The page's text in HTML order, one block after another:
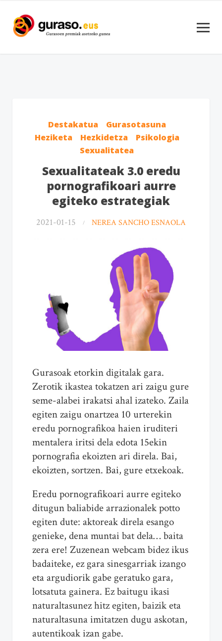
Destakatua
Gurasotasuna
Heziketa
Hezkidetza
Psikologia
Sexualitatea
Sexualitateak 3.0 eredu
pornografikoari aurre
egiteko estrategiak
2021-01-15 NEREA SANCHO ESNAOLA
Gurasoak etorkin digitalak gara.
Zerotik ikastea tokatzen ari zaigu gure
seme-alabei irakatsi ahal izateko. Zaila
egiten zaigu onartzea 10 urterekin
eredu pornografikoa haien iruditeri
mentalera iritsi dela edota 15ekin
pornografia ekoizten ari direla. Bai,
ekoizten, sortzen. Bai, gure etxekoak.
Eredu pornografikoari aurre egiteko
ditugun baliabide arrazionalek potto
egiten dute: aktoreak direla esango
genieke, dena muntai bat dela… baita
zera ere! Zuzenean webcam bidez ikus
badaiteke, ez gara sinesgarriak izango
eta argudiorik gabe geratuko gara,
lotsatuta gainera. Ez baitugu ikasi
naturaltasunez hitz egiten, baizik eta
naturaltasuna imitatzen dugu askotan,
autentikoak izan gabe.